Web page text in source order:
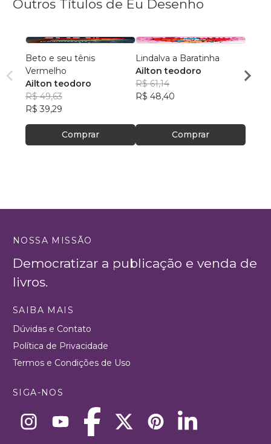
Outros Títulos de Eu Desenho
Beto e seu tênis
Vermelho
Ailton teodoro
R$ 49,63
R$ 39,29
Comprar
Lindalva a Baratinha
Ailton teodoro
R$ 61,14
R$ 48,40
Comprar
NOSSA MISSÃO
Democratizar a publicação e venda de
livros.
SAIBA MAIS
Dúvidas e Contato
Política de Privacidade
Termos e Condições de Uso
SIGA-NOS